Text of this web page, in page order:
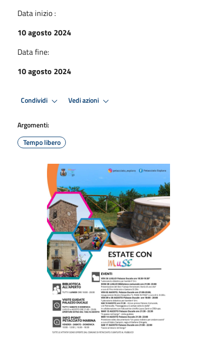
Data inizio :
10 agosto 2024
Data fine:
10 agosto 2024
Condividi Vedi azioni
Argomenti:
Tempo libero